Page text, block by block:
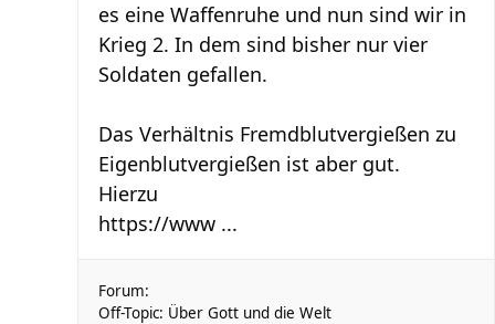
es eine Waffenruhe und nun sind wir in
Krieg 2. In dem sind bisher nur vier
Soldaten gefallen.
Das Verhältnis Fremdblutvergießen zu
Eigenblutvergießen ist aber gut.
Hierzu
https://www ...
Forum:
Off-Topic: Über Gott und die Welt